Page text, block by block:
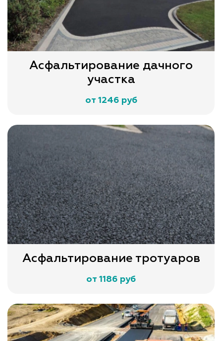
Асфальтирование дачного
участка
от 1246 руб
Асфальтирование тротуаров
от 1186 руб